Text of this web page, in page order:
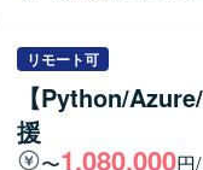
と実装まで対応して
責任を持ってやり切っていただける
システム開発におい
細設計からテストまで
けます。 【開発環境】 Python、Linux環境上での開発となり、REST API開発やFlask、
リモート可
【Python/
援
〜1,080,000円